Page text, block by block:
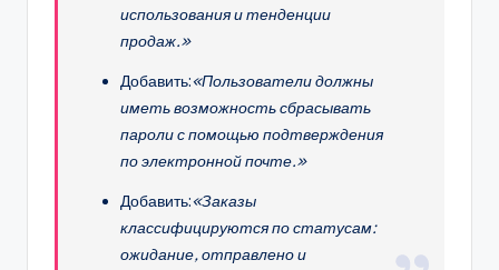
использования и тенденции
продаж.»
Добавить:«Пользователи должны
иметь возможность сбрасывать
пароли с помощью подтверждения
по электронной почте.»
Добавить:«Заказы
классифицируются по статусам:
ожидание, отправлено и